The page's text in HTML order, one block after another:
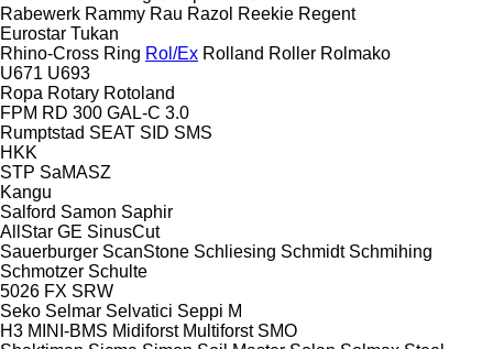
Rabewerk Rammy Rau Razol Reekie Regent
Eurostar Tukan
Rhino-Cross Ring Rol/Ex Rolland Roller Rolmako
U671 U693
Ropa Rotary Rotoland
FPM RD 300 GAL-C 3.0
Rumptstad SEAT SID SMS
HKK
STP SaMASZ
Kangu
Salford Samon Saphir
AllStar GE SinusCut
Sauerburger ScanStone Schliesing Schmidt Schmihing
Schmotzer Schulte
5026 FX SRW
Seko Selmar Selvatici Seppi M
H3 MINI-BMS Midiforst Multiforst SMO